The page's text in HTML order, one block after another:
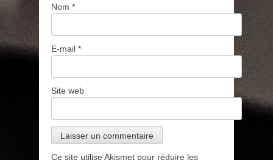
Nom *
E-mail *
Site web
Ce site utilise Akismet pour réduire les